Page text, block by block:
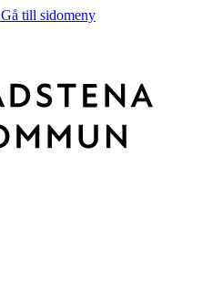
Gå till sidomeny